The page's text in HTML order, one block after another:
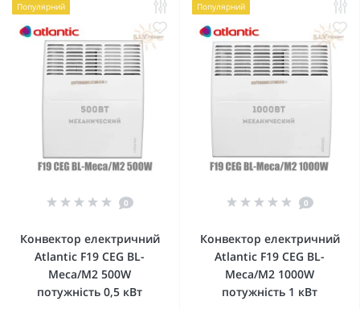
Популярний
0
Конвектор електричний
Atlantic F19 CEG BL-
Meca/M2 500W
потужність 0,5 кВт
Популярний
0
Конвектор електричний
Atlantic F19 CEG BL-
Meca/M2 1000W
потужність 1 кВт